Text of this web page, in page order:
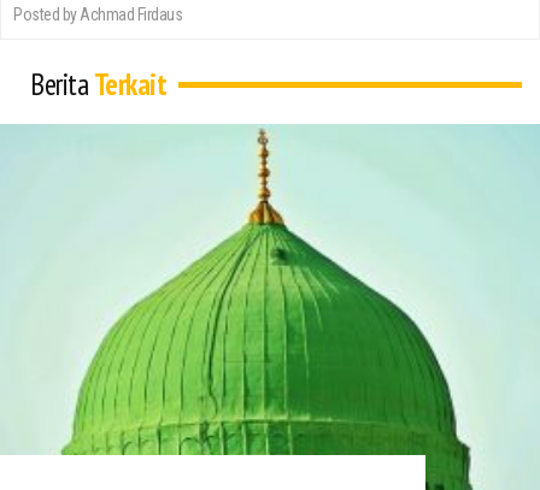
Posted by Achmad Firdaus
BeritaTerkait